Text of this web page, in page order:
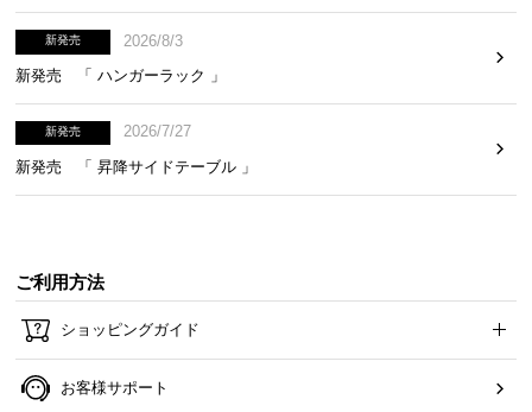
新発売
2026/8/3
新発売 「 ハンガーラック 」
新発売
2026/7/27
新発売 「 昇降サイドテーブル 」
ご利用方法
ショッピングガイド
お客様サポート